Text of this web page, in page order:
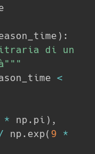
) :
di un
<
* np . pi ) ,
np . exp( 9
*